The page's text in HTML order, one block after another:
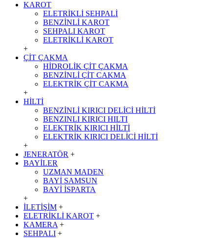
KAROT
ELETRİKLİ SEHPALİ
BENZİNLİ KAROT
SEHPALI KAROT
ELETRİKLİ KAROT
+
ÇİT ÇAKMA
HİDROLİK ÇİT ÇAKMA
BENZİNLİ ÇİT CAKMA
ELEKTRİK ÇİT CAKMA
+
HİLTİ
BENZİNLİ KIRICI DELİCİ HİLTİ
BENZINLI KIRICI HILTI
ELEKTRİK KIRICI HİLTİ
ELEKTRİK KIRICI DELİCİ HİLTİ
+
JENERATÖR +
BAYİLER
UZMAN MADEN
BAYİ SAMSUN
BAYİ İSPARTA
+
İLETİŞİM +
ELETRİKLİ KAROT +
KAMERA +
SEHPALI +